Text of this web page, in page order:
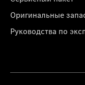
Оригинальные
Руководства по